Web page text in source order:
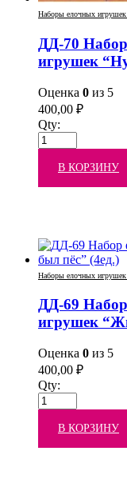
Наборы елочных
ДД-70
игрушек
Оценка 0 из 5
400,00 ₽
Qty:
В КОРЗИНУ
Наборы елочных
ДД-69
игрушек
Оценка 0 из 5
400,00 ₽
Qty:
В КОРЗИНУ